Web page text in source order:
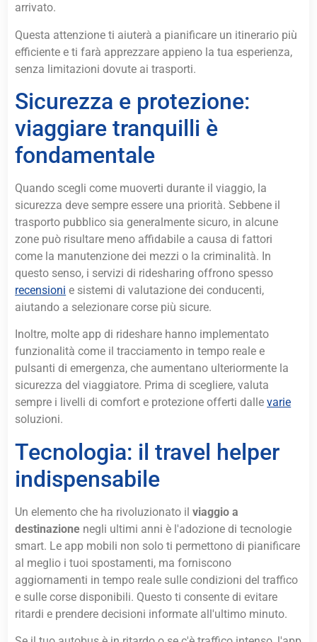
arrivato.
Questa attenzione ti aiuterà a pianificare un itinerario più
efficiente e ti farà apprezzare appieno la tua esperienza,
senza limitazioni dovute ai trasporti.
Sicurezza e protezione:
viaggiare tranquilli è
fondamentale
Quando scegli come muoverti durante il viaggio, la
sicurezza deve sempre essere una priorità. Sebbene il
trasporto pubblico sia generalmente sicuro, in alcune
zone può risultare meno affidabile a causa di fattori
come la manutenzione dei mezzi o la criminalità. In
questo senso, i servizi di ridesharing offrono spesso
recensioni e sistemi di valutazione dei conducenti,
aiutando a selezionare corse più sicure.
Inoltre, molte app di rideshare hanno implementato
funzionalità come il tracciamento in tempo reale e
pulsanti di emergenza, che aumentano ulteriormente la
sicurezza del viaggiatore. Prima di scegliere, valuta
sempre i livelli di comfort e protezione offerti dallevarie
soluzioni.
Tecnologia: il travel helper
indispensabile
Un elemento che ha rivoluzionato ilviaggio a
destinazione negli ultimi anni è l'adozione di tecnologie
smart. Le app mobili non solo ti permettono di pianificare
al meglio i tuoi spostamenti, ma forniscono
aggiornamenti in tempo reale sulle condizioni del traffico
e sulle corse disponibili. Questo ti consente di evitare
ritardi e prendere decisioni informate all'ultimo minuto.